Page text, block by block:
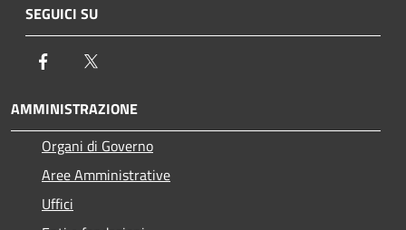
SEGUICI SU
Facebook
AMMINISTRAZIONE
Organi di Governo
Aree Amministrative
Uffici